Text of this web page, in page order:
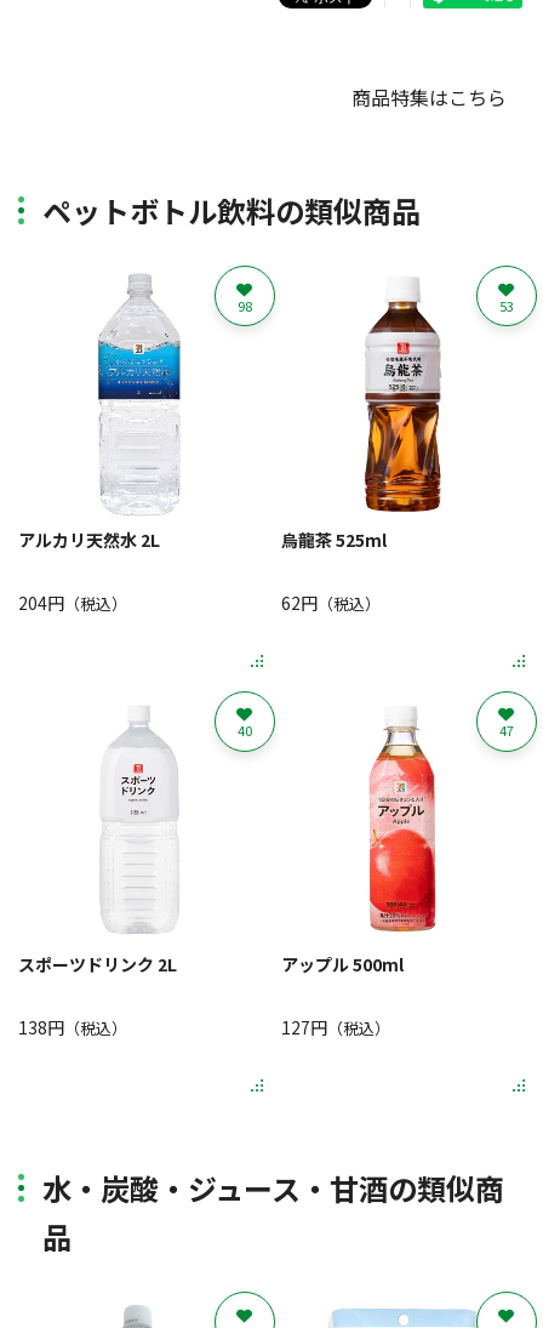
商品特集はこちら
ペットボトル飲料の類似商品
アルカリ天然水 2L
204円 （税込）
98
烏龍茶 525ml
62円（税込）
53
スポーツドリンク 2L
138円 （税込）
40
アップル 500ml
127円（税込）
47
水・炭酸・ジュース・甘酒の類似商
品